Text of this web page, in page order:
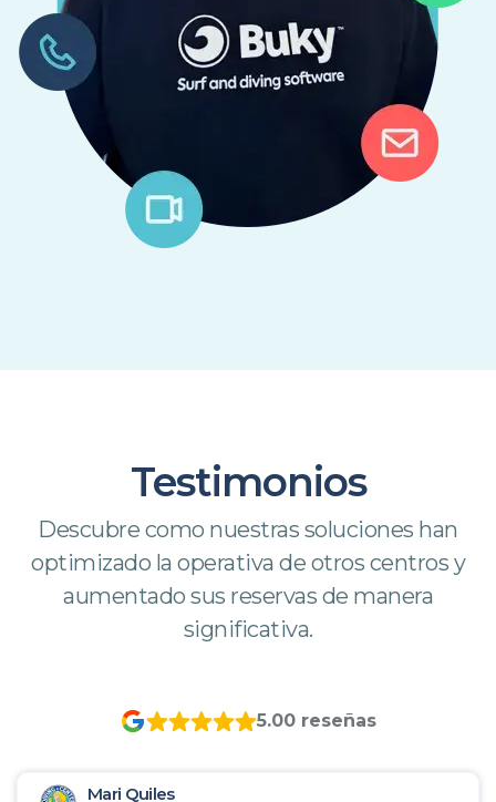
Testimonios
Descubre como nuestras soluciones han
optimizado la operativa de otros centros y
aumentado sus reservas de manera
significativa.
5.00 reseñas
Mari Quiles